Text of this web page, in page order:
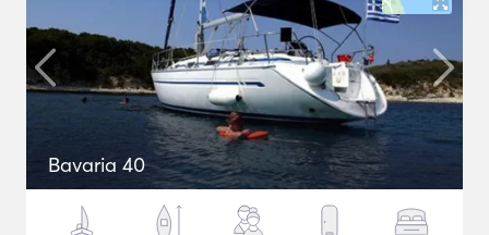
Bavaria 40